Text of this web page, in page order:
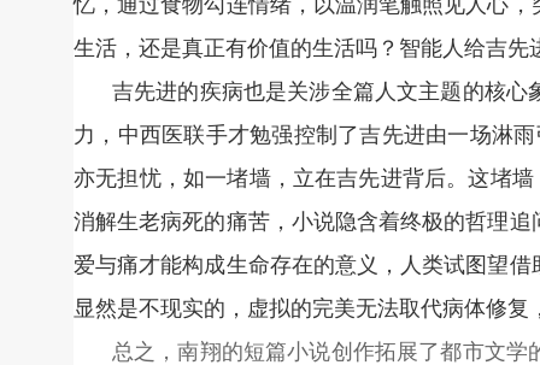
忆，通过食物勾连情绪，以温润笔触照见人心
生活，还是真正有价值的生活吗？智能人给吉
吉先进的疾病也是关涉全篇人文主题的核
力，中西医联手才勉强控制了吉先进由一场淋
亦无担忧，如一堵墙，立在吉先进背后。这堵
消解生老病死的痛苦，小说隐含着终极的哲理
爱与痛才能构成生命存在的意义，人类试图望
显然是不现实的，虚拟的完美无法取代病体修
总之，南翔的短篇小说创作拓展了都市文